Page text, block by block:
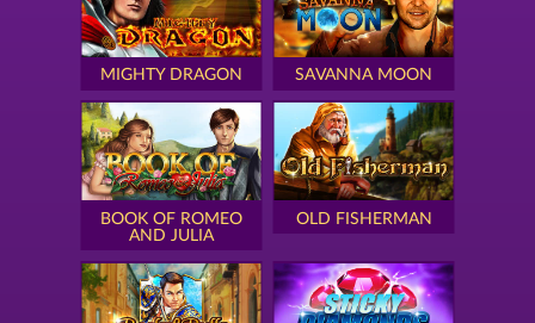
MIGHTY DRAGON SAVANNA MOON
BOOK OF ROMEO
AND JULIA
OLD FISHERMAN